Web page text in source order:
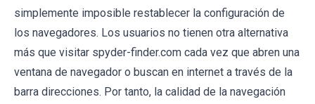
simplemente imposible restablecer la configuración de
los navegadores. Los usuarios no tienen otra alternativa
más que visitar spyder-finder.com cada vez que abren una
ventana de navegador o buscan en internet a través de la
barra direcciones. Por tanto, la calidad de la navegación